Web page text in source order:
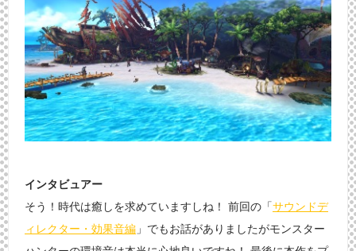
インタビュアー
そう！時代は癒しを求めていますしね！ 前回の「サウンドデ
ィレクター・効果音編 」でもお話がありましたがモンスター